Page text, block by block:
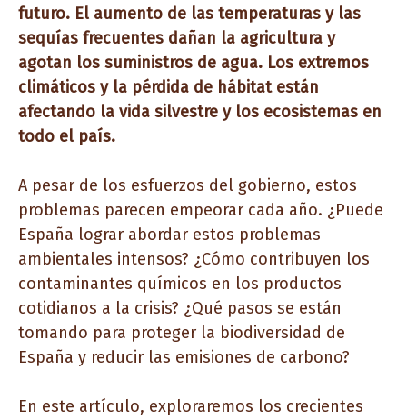
futuro. El aumento de las temperaturas y las
sequías frecuentes dañan la agricultura y
agotan los suministros de agua. Los extremos
climáticos y la pérdida de hábitat están
afectando la vida silvestre y los ecosistemas en
todo el país.
A pesar de los esfuerzos del gobierno, estos
problemas parecen empeorar cada año. ¿Puede
España lograr abordar estos problemas
ambientales intensos? ¿Cómo contribuyen los
contaminantes químicos en los productos
cotidianos a la crisis? ¿Qué pasos se están
tomando para proteger la biodiversidad de
España y reducir las emisiones de carbono?
En este artículo, exploraremos los crecientes